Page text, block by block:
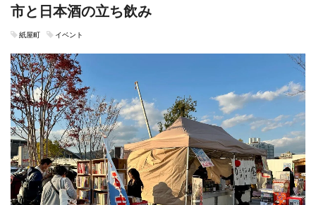
市と日本酒の立ち飲み
紙屋町 イベント